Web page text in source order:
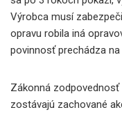
Výrobca musí
opravu robila iná
povinnosť prechádza
Zákonná
zostávajú zachované